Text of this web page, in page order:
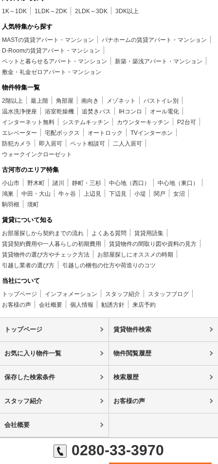
1K～1DK 1LDK～2DK 2LDK～3DK 3DK以上
人気特集から探す
MASTの賃貸アパート・マンション
パナホームの賃貸アパート・マンション
D-Roomの賃貸アパート・マンション
ペットと暮らせるアパート・マンション
新築・築浅アパート・マンション
敷金・礼金ゼロアパート・マンション
物件特集一覧
2階以上 最上階 角部屋 南向き メゾネット
バストイレ別
温水洗浄便座
浴室乾燥機 追焚きバス IHコンロ
オール電化
インターネット無料
システムキッチン カウンターキッチン
P2台可
エレベーター
宅配ボックス オートロック
TVインターホン
防犯カメラ
即入居可 ペット相談可
二人入居可
ウォークインクローゼット
古河市のエリア特集
小山市 野木町 諸川 静町・三杉 中心地（西口）
中心地（東口）
鴻巣
中田・大山 牛ヶ谷 上辺見 下辺見 小堤 関戸
女沼
駒羽根
境町
賃貸について知る
お部屋探しから契約までの流れ よくある質問
賃貸用語集
賃貸契約費用や一人暮らしの初期費用
賃貸物件の間取り図や資料の見方
賃貸物件の選び方やチェック方法
お部屋探しにオススメの時期
引越し業者の選び方
引越しの梱包の仕方や荷造りのコツ
当社について
トップページ インフォメーション スタッフ紹介
スタッフブログ
お客様の声
会社概要 個人情報 勧誘方針 来店予約
トップページ 賃貸物件検索
お気に入り物件一覧 物件閲覧履歴
保存した検索条件 検索履歴
スタッフ紹介 お客様の声
会社概要
0280-33-3970